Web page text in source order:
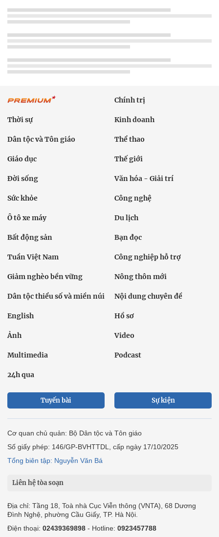
Chính trị
Thời sự Kinh doanh
Dân tộc và Tôn giáo Thể thao
Giáo dục Thế giới
Đời sống Văn hóa - Giải trí
Sức khỏe Công nghệ
Ô tô xe máy Du lịch
Bất động sản Bạn đọc
Tuần Việt Nam Công nghiệp hỗ trợ
Giảm nghèo bền vững Nông thôn mới
Dân tộc thiểu số và miền núi Nội dung chuyên đề
English Hồ sơ
Ảnh Video
Multimedia Podcast
24h qua
Tuyến bài Sự kiện
Cơ quan chủ quản: Bộ Dân tộc và Tôn giáo
Số giấy phép: 146/GP-BVHTTDL, cấp ngày 17/10/2025
Tổng biên tập: Nguyễn Văn Bá
Liên hệ tòa soạn
Địa chỉ: Tầng 18, Toà nhà Cục Viễn thông (VNTA), 68 Dương
Đình Nghệ, phường Cầu Giấy, TP. Hà Nội.
Điện thoại: 02439369898 - Hotline: 0923457788